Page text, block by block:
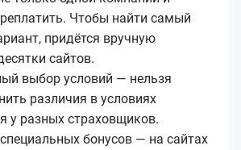
Чтобы найти самый
придётся вручную
сайтов.
выбор условий — нельзя
различия в условиях
у разных страховщиков.
специальных бонусов — на сайтах